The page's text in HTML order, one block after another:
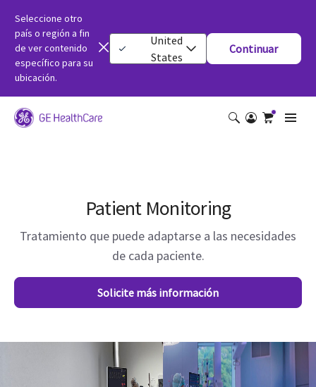
Seleccione otro
país o región a fin
de ver contenido
específico para su
ubicación.
United
States
Continuar
Patient Monitoring
Tratamiento que puede adaptarse a las necesidades
de cada paciente.
Solicite más información